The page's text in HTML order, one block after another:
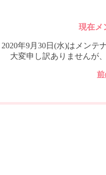
現在メ
2020年9月30日(水)はメンテ
大変申し訳ありませんが
前